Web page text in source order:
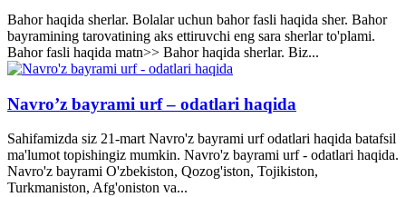
Bahor haqida sherlar. Bolalar uchun bahor fasli haqida sher. Bahor
bayramining tarovatining aks ettiruvchi eng sara sherlar to'plami.
Bahor fasli haqida matn>> Bahor haqida sherlar. Biz...
Navro’z bayrami urf – odatlari haqida
Sahifamizda siz 21-mart Navro'z bayrami urf odatlari haqida batafsil
ma'lumot topishingiz mumkin. Navro'z bayrami urf - odatlari haqida.
Navro'z bayrami O'zbekiston, Qozog'iston, Tojikiston,
Turkmaniston, Afg'oniston va...